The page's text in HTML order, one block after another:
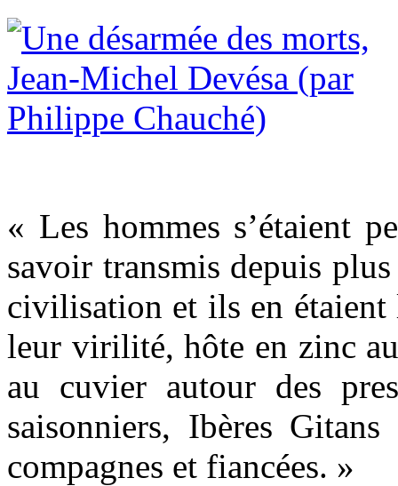
« Les hommes s’étaient
savoir transmis depuis
civilisation et ils en étaient
leur virilité, hôte en zinc
au cuvier autour des
saisonniers, Ibères
compagnes et fiancées. »